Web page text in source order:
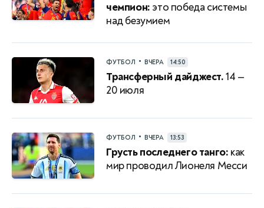
чемпион: это победа системы
над безумием
ФУТБОЛ • ВЧЕРА 14:50
Трансферный дайджест.14 —
20 июля
ФУТБОЛ • ВЧЕРА 13:53
Грусть последнего танго: как
мир проводил Лионеля Месси